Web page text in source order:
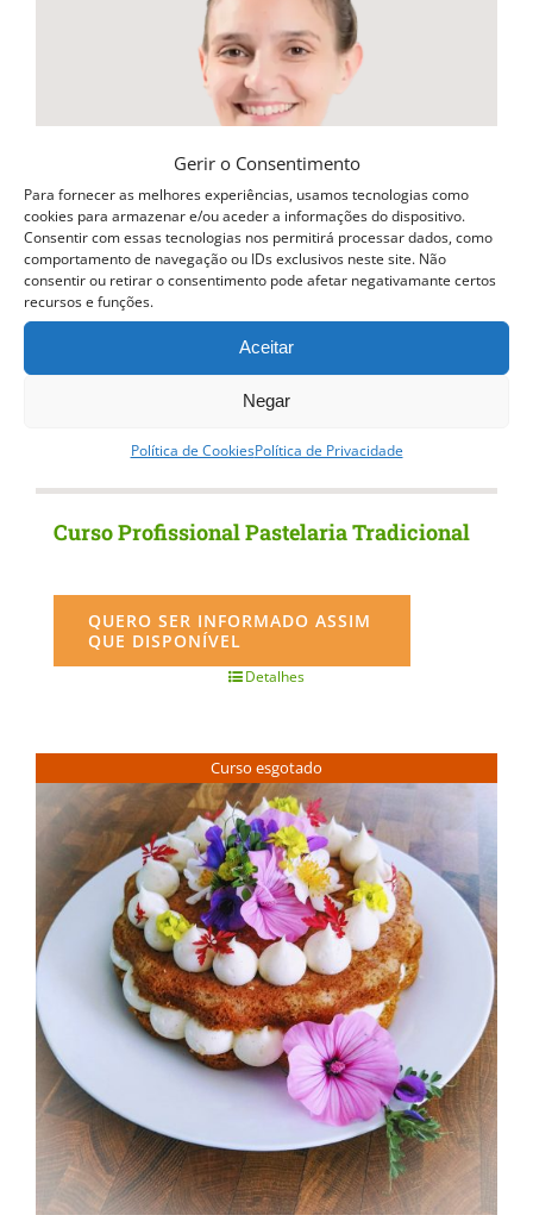
Gerir o Consentimento
Para fornecer as melhores experiências, usamos tecnologias como
cookies para armazenar e/ou aceder a informações do dispositivo.
Consentir com essas tecnologias nos permitirá processar dados, como
comportamento de navegação ou IDs exclusivos neste site. Não
consentir ou retirar o consentimento pode afetar negativamante certos
recursos e funções.
Aceitar
Negar
Política de CookiesPolítica de Privacidade
chosen
on
the
product
Curso Profissional Pastelaria Tradicional
QUERO SER INFORMADO ASSIM
QUE DISPONÍVEL
Detalhes
Curso esgotado